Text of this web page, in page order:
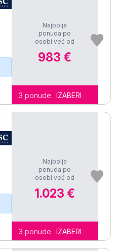
Najbolja
ponuda po
osobi već od
983 €
3 ponude IZABERI
Najbolja
ponuda po
osobi već od
1.023 €
3 ponude IZABERI